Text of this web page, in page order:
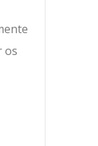
os